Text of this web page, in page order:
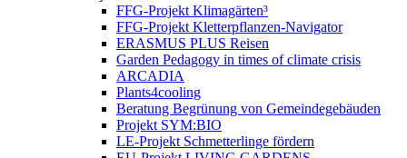
FFG-Projekt Klimagärten³
FFG-Projekt Kletterpflanzen-Navigator
ERASMUS PLUS Reisen
Garden Pedagogy in times of climate crisis
ARCADIA
Plants4cooling
Beratung Begrünung von Gemeindegebäuden
Projekt SYM:BIO
LE-Projekt Schmetterlinge fördern